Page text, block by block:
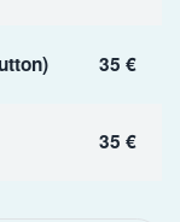
35 €
35 €